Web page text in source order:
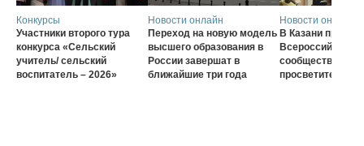
Конкурсы
Участники второго тура
конкурса «Сельский
учитель/ сельский
воспитатель – 2026»
Новости онлайн
Переход на новую модель
высшего образования в
России завершат в
ближайшие три года
Новости онлайн
В Казани
Всероссийского
сообщества
просветителей